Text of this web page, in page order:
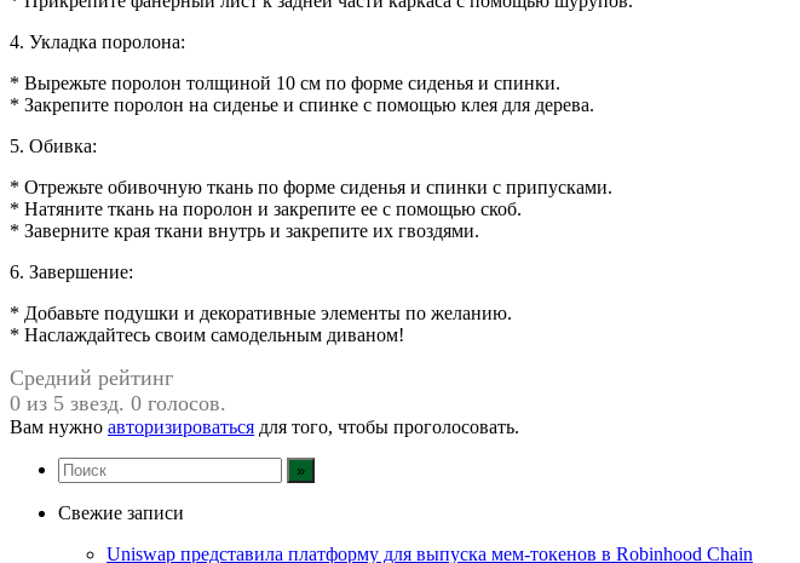
4. Укладка поролона:
* Вырежьте поролон толщиной 10 см по форме сиденья и спинки.
* Закрепите поролон на сиденье и спинке с помощью клея для дерева.
5. Обивка:
* Отрежьте обивочную ткань по форме сиденья и спинки с припусками.
* Натяните ткань на поролон и закрепите ее с помощью скоб.
* Заверните края ткани внутрь и закрепите их гвоздями.
6. Завершение:
* Добавьте подушки и декоративные элементы по желанию.
* Наслаждайтесь своим самодельным диваном!
Средний рейтинг
0 из 5 звезд. 0 голосов.
Вам нужно авторизироваться для того, чтобы проголосовать.
Свежие записи
Uniswap представила платформу для выпуска мем-токенов в Robinhood Chain